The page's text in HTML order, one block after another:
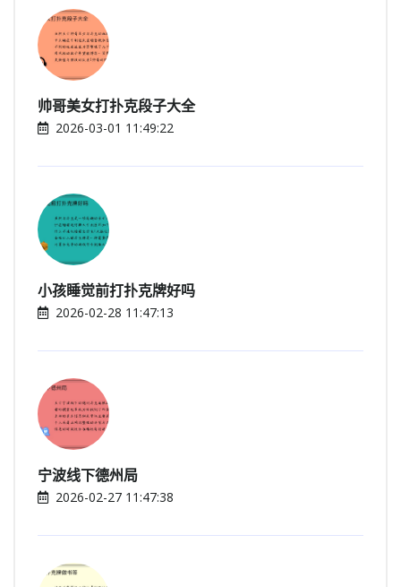
帅哥美女打扑克段子大全
2026-03-01 11:49:22
小孩睡觉前打扑克牌好吗
2026-02-28 11:47:13
宁波线下德州局
2026-02-27 11:47:38